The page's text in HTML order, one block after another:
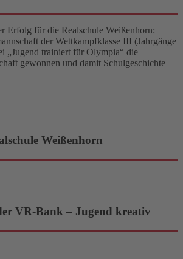
Erfolg für die Realschule Weißenhorn:
der Wettkampfklasse III (Jahrgänge
„Jugend trainiert für Olympia“ die
gewonnen und damit Schulgeschichte
Weißenhorn
VR-Bank – Jugend kreativ